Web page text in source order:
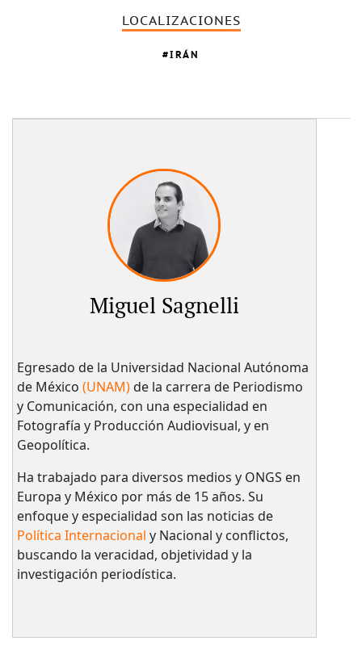
LOCALIZACIONES
IRÁN
Miguel Sagnelli
Egresado de la Universidad Nacional Autónoma
de México (UNAM)de la carrera de Periodismo
y Comunicación, con una especialidad en
Fotografía y Producción Audiovisual, y en
Geopolítica.
Ha trabajado para diversos medios y ONGS en
Europa y México por más de 15 años. Su
enfoque y especialidad son las noticias de
Política Internacional y Nacional y conflictos,
buscando la veracidad, objetividad y la
investigación periodística.